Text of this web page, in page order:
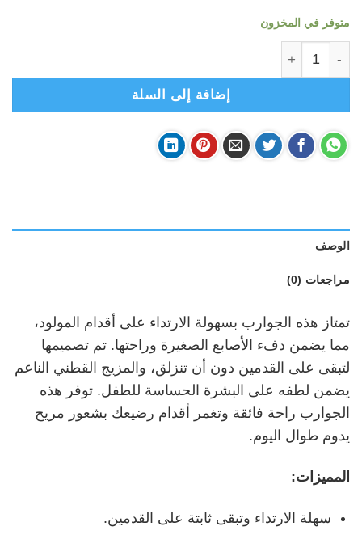
متوفر في المخزون
إضافة إلى السلة
الوصف
مراجعات (0)
تمتاز هذه الجوارب بسهولة الارتداء على أقدام المولود،
مما يضمن دفء الأصابع الصغيرة وراحتها. تم تصميمها
لتبقى على القدمين دون أن تنزلق، والمزيج القطني الناعم
يضمن لطفه على البشرة الحساسة للطفل. توفر هذه
الجوارب راحة فائقة وتغمر أقدام رضيعك بشعور مريح
يدوم طوال اليوم.
المميزات:
سهلة الارتداء وتبقى ثابتة على القدمين.